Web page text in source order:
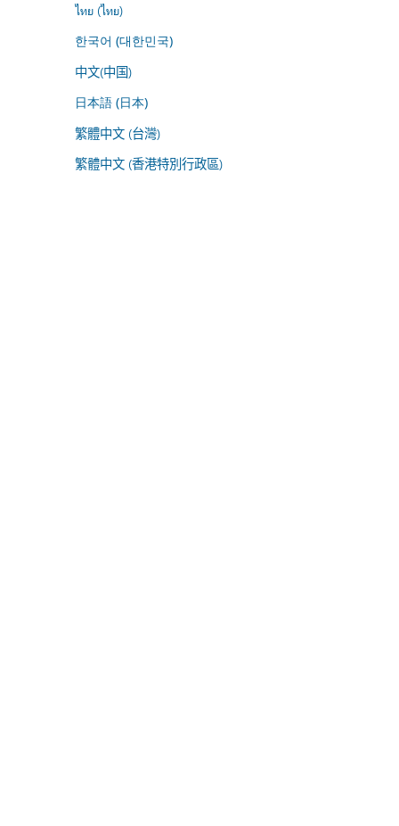
ไทย (ไทย)
한국어 (대한민국)
中文(中国)
日本語 (日本)
繁體中文 (台灣)
繁體中文 (香港特別行政區)